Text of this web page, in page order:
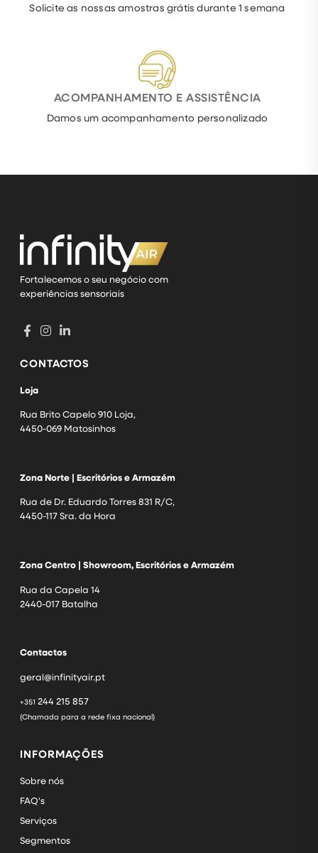
Solicite as nossas amostras grátis durante 1 semana
ACOMPANHAMENTO E ASSISTÊNCIA
Damos um acompanhamento personalizado
Fortalecemos o seu negócio com
experiências sensoriais
CONTACTOS
Loja
Rua Brito Capelo 910 Loja,
4450-069 Matosinhos
Zona Norte | Escritórios e Armazém
Rua de Dr. Eduardo Torres 831 R/C,
4450-117 Sra. da Hora
Zona Centro | Showroom, Escritórios e Armazém
Rua da Capela 14
2440-017 Batalha
Contactos
geral@infinityair.pt
+351 244 215 857
(Chamada para a rede fixa nacional)
INFORMAÇÕES
Sobre nós
FAQ's
Serviços
Segmentos